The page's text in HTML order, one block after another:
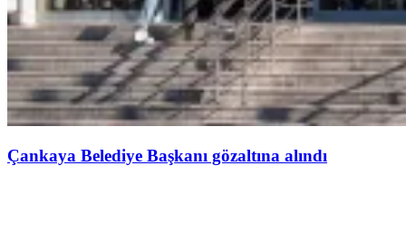
Çankaya Belediye Başkanı gözaltına alındı